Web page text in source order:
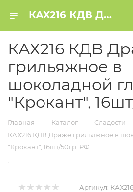
КАХ216 КДВ Драже грильяжное в шоколадной глазури "Крокант", 16шт/50гр, РФ купить в Минске
КАХ216 КДВ
грильяжное в
шоколадной
"Крокант",
Главная — Каталог — Сладости
КАХ216 КДВ Драже грильяжное в
"Крокант", 16шт/50гр, РФ
Артикул: КАХ216